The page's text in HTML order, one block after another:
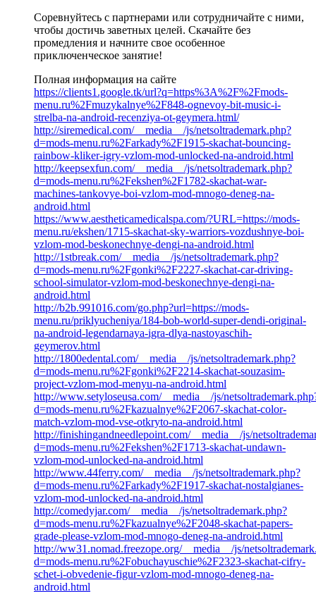
Соревнуйтесь с партнерами или сотрудничайте с ними,
чтобы достичь заветных целей. Скачайте без
промедления и начните свое особенное
приключенческое занятие!
Полная информация на сайте
https://clients1.google.tk/url?q=https%3A%2F%2Fmods-
menu.ru%2Fmuzykalnye%2F848-ognevoy-bit-music-i-
strelba-na-android-recenziya-ot-geymera.html/
http://siremedical.com/__media__/js/netsoltrademark.php?
d=mods-menu.ru%2Farkady%2F1915-skachat-bouncing-
rainbow-kliker-igry-vzlom-mod-unlocked-na-android.html
http://keepsexfun.com/__media__/js/netsoltrademark.php?
d=mods-menu.ru%2Fekshen%2F1782-skachat-war-
machines-tankovye-boi-vzlom-mod-mnogo-deneg-na-
android.html
https://www.aestheticamedicalspa.com/?URL=https://mods-
menu.ru/ekshen/1715-skachat-sky-warriors-vozdushnye-boi-
vzlom-mod-beskonechnye-dengi-na-android.html
http://1stbreak.com/__media__/js/netsoltrademark.php?
d=mods-menu.ru%2Fgonki%2F2227-skachat-car-driving-
school-simulator-vzlom-mod-beskonechnye-dengi-na-
android.html
http://b2b.991016.com/go.php?url=https://mods-
menu.ru/priklyucheniya/184-bob-world-super-dendi-original-
na-android-legendarnaya-igra-dlya-nastoyaschih-
geymerov.html
http://1800edental.com/__media__/js/netsoltrademark.php?
d=mods-menu.ru%2Fgonki%2F2214-skachat-souzasim-
project-vzlom-mod-menyu-na-android.html
http://www.setyloseusa.com/__media__/js/
d=mods-menu.ru%2Fkazualnye%2F2067-skachat-color-
match-vzlom-mod-vse-otkryto-na-android.html
http://finishingandneedlepoint.com/__media__/js/
d=mods-menu.ru%2Fekshen%2F1713-skachat-undawn-
vzlom-mod-unlocked-na-android.html
http://www.44ferry.com/__media__/js/netsoltrademark.php?
d=mods-menu.ru%2Farkady%2F1917-skachat-nostalgianes-
vzlom-mod-unlocked-na-android.html
http://comedyjar.com/__media__/js/netsoltrademark.php?
d=mods-menu.ru%2Fkazualnye%2F2048-skachat-papers-
grade-please-vzlom-mod-mnogo-deneg-na-android.html
http://ww31.nomad.freezope.org/__media__/js/
d=mods-menu.ru%2Fobuchayuschie%2F2323-skachat-cifry-
schet-i-obvedenie-figur-vzlom-mod-mnogo-deneg-na-
android.html